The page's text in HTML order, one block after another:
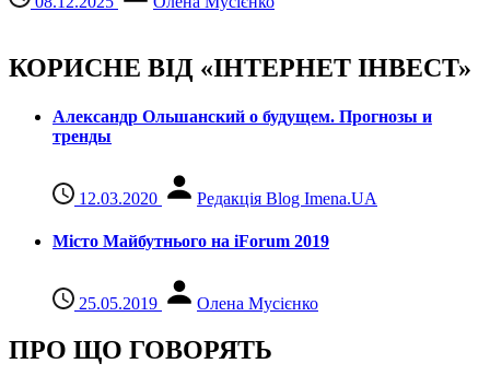
КОРИСНЕ ВІД «ІНТЕРНЕТ ІНВЕСТ»
Александр Ольшанский о будущем. Прогнозы и
тренды
12.03.2020 Редакція Blog Imena.UA
Місто Майбутнього на iForum 2019
25.05.2019 Олена Мусієнко
ПРО ЩО ГОВОРЯТЬ